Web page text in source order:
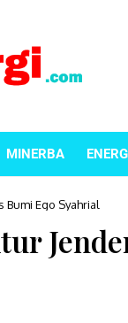
MINERBA
Ego Syahrial